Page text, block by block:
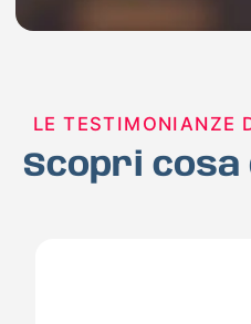
LE TESTIMONIANZE
Scopri cosa